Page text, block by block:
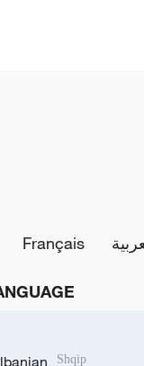
Français
Shqip